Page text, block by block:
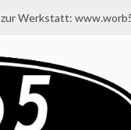
zur Werkstatt: